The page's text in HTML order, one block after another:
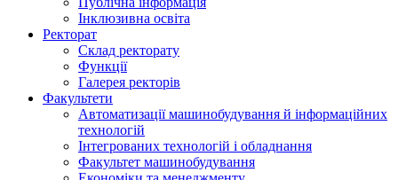
Інклюзивна освіта
Ректорат
Склад ректорату
Функції
Галерея ректорів
Факультети
Автоматизації машинобудування й інформаційних
технологій
Інтегрованих технологій і обладнання
Факультет машинобудування